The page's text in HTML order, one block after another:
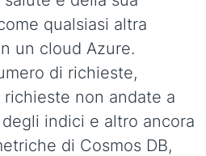
qualsiasi altra
un cloud Azure.
di richieste,
non andate a
indici e altro ancora
di Cosmos DB,